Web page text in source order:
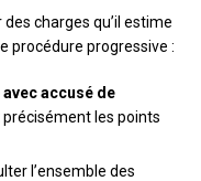
charges qu’il estime
procédure progressive :
accusé de
les points
l’ensemble des